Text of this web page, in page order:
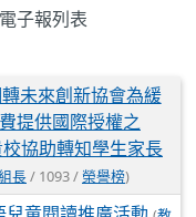
電子報列表
未來創新協會為緩
提供國際授權之
校協助轉知學生家長
長 / 1093 /榮譽榜)
童閱讀推廣活動 (教